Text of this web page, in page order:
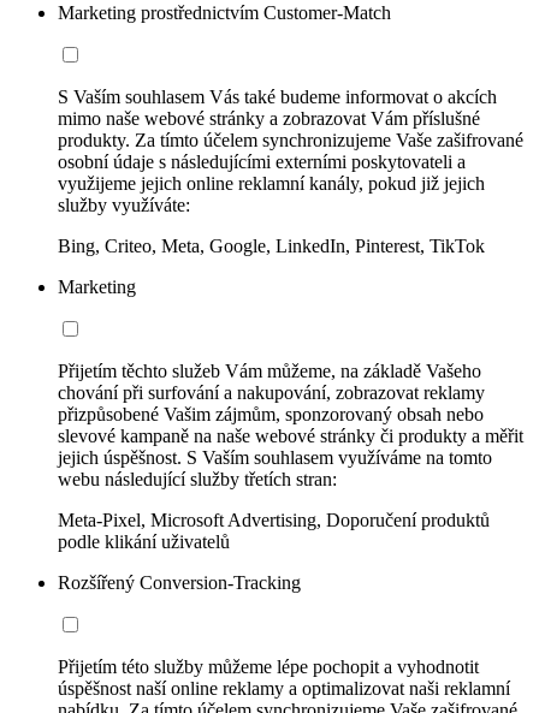
Marketing prostřednictvím Customer-Match
S Vaším souhlasem Vás také budeme informovat o akcích
mimo naše webové stránky a zobrazovat Vám příslušné
produkty. Za tímto účelem synchronizujeme Vaše zašifrované
osobní údaje s následujícími externími poskytovateli a
využijeme jejich online reklamní kanály, pokud již jejich
služby využíváte:
Bing, Criteo, Meta, Google, LinkedIn, Pinterest, TikTok
Marketing
Přijetím těchto služeb Vám můžeme, na základě Vašeho
chování při surfování a nakupování, zobrazovat reklamy
přizpůsobené Vašim zájmům, sponzorovaný obsah nebo
slevové kampaně na naše webové stránky či produkty a měřit
jejich úspěšnost. S Vaším souhlasem využíváme na tomto
webu následující služby třetích stran:
Meta-Pixel, Microsoft Advertising, Doporučení produktů
podle klikání uživatelů
Rozšířený Conversion-Tracking
Přijetím této služby můžeme lépe pochopit a vyhodnotit
úspěšnost naší online reklamy a optimalizovat naši reklamní